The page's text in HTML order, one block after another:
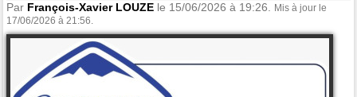
Par François-Xavier LOUZE le 15/06/2026 à 19:26.
Mis à jour le
17/06/2026 à 21:56.